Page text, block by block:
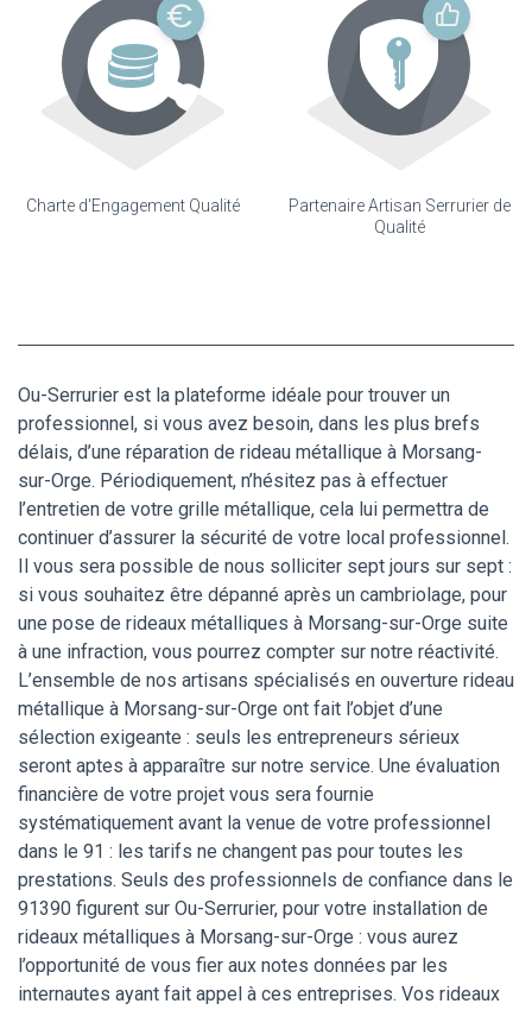
Charte d'Engagement Qualité
Partenaire Artisan Serrurier de
Qualité
Ou-Serrurier est la plateforme idéale pour trouver un
professionnel, si vous avez besoin, dans les plus brefs
délais, d’une réparation de rideau métallique à Morsang-
sur-Orge. Périodiquement, n’hésitez pas à effectuer
l’entretien de votre grille métallique, cela lui permettra de
continuer d’assurer la sécurité de votre local professionnel.
Il vous sera possible de nous solliciter sept jours sur sept :
si vous souhaitez être dépanné après un cambriolage, pour
une pose de rideaux métalliques à Morsang-sur-Orge suite
à une infraction, vous pourrez compter sur notre réactivité.
L’ensemble de nos artisans spécialisés en ouverture rideau
métallique à Morsang-sur-Orge ont fait l’objet d’une
sélection exigeante : seuls les entrepreneurs sérieux
seront aptes à apparaître sur notre service. Une évaluation
financière de votre projet vous sera fournie
systématiquement avant la venue de votre professionnel
dans le 91 : les tarifs ne changent pas pour toutes les
prestations. Seuls des professionnels de confiance dans le
91390 figurent sur Ou-Serrurier, pour votre installation de
rideaux métalliques à Morsang-sur-Orge : vous aurez
l’opportunité de vous fier aux notes données par les
internautes ayant fait appel à ces entreprises. Vos rideaux